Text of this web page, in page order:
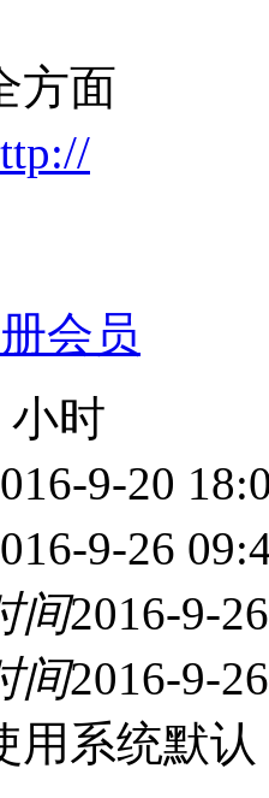
方面
会员
小时
9-20
9-26
间2016-9-
间2016-9-
用系统默认